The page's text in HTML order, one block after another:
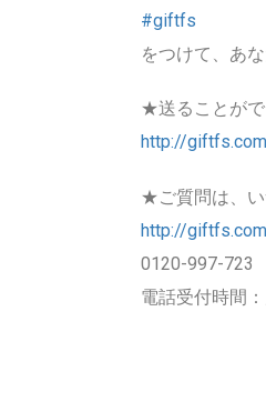
#giftfs
をつけて、あ
★送ることがで
http://
★ご質問は、い
http://
0120-997-723
電話受付時間